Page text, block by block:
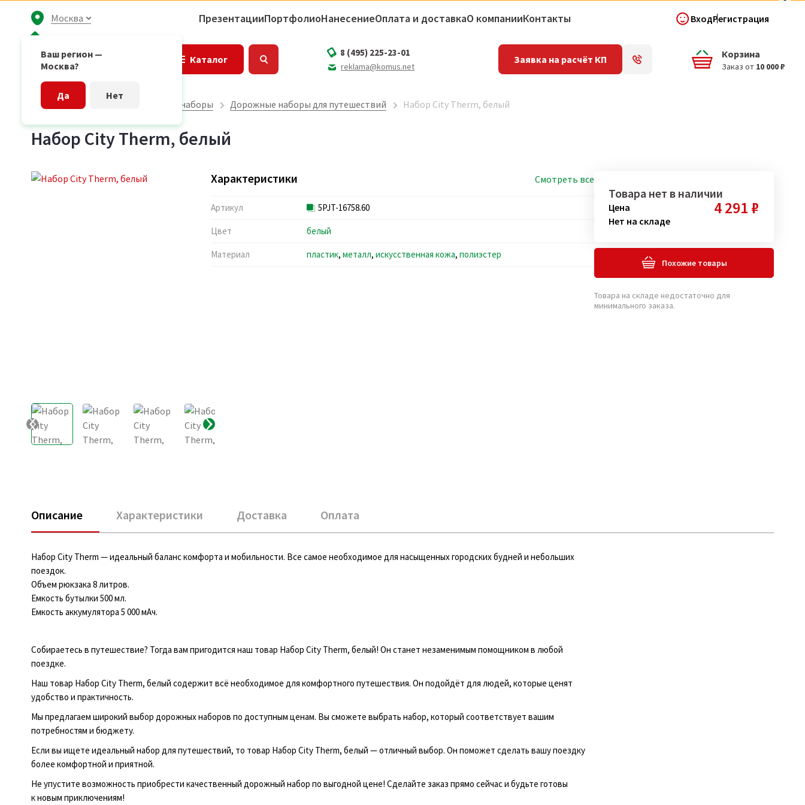
Москва
Ваш регион —
Москва?
Да Нет
ПрезентацииПортфолиоНанесениеОплата и доставкаО компанииКонтакты ВходРегистрация
Каталог Корзина
Заказ от 10 000 ₽
8 (495) 225-23-01
reklama@komus.net
Заявка на расчёт КП
Главная страница Подарочные наборы Дорожные наборы для путешествий Набор City Therm, белый
Набор City Therm, белый
Характеристики Смотреть все
Артикул 5PJT-16758.60
Цвет белый
Материал пластик, металл, искусственная кожа, полиэстер
Товара нет в наличии
Цена 4 291 ₽
Нет на складе
Похожие товары
Товара на складе недостаточно для
минимального заказа.
Описание Характеристики Доставка Оплата
Набор City Therm — идеальный баланс комфорта и мобильности. Все самое необходимое для насыщенных городских будней и небольших
поездок.
Объем рюкзака 8 литров.
Емкость бутылки 500 мл.
Емкость аккумулятора 5 000 мАч.
Собираетесь в путешествие? Тогда вам пригодится наш товар Набор City Therm, белый! Он станет незаменимым помощником в любой
поездке.
Наш товар Набор City Therm, белый содержит всё необходимое для комфортного путешествия. Он подойдёт для людей, которые ценят
удобство и практичность.
Мы предлагаем широкий выбор дорожных наборов по доступным ценам. Вы сможете выбрать набор, который соответствует вашим
потребностям и бюджету.
Если вы ищете идеальный набор для путешествий, то товар Набор City Therm, белый — отличный выбор. Он поможет сделать вашу поездку
более комфортной и приятной.
Не упустите возможность приобрести качественный дорожный набор по выгодной цене! Сделайте заказ прямо сейчас и будьте готовы
к новым приключениям!